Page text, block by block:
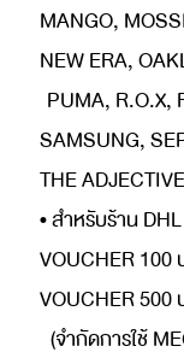
MANGO,
NEW ERA,
PUMA, R.O.X,
SAMSUNG,
THE
• สำหรับร้าน
VOUCHER 100
VOUCHER 500
(จำกัดการใช้